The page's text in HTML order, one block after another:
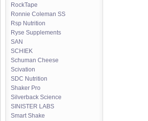
RockTape
Ronnie Coleman SS
Rsp Nutrition
Ryse Supplements
SAN
SCHIEK
Schuman Cheese
Scivation
SDC Nutrition
Shaker Pro
Silverback Science
SINISTER LABS
Smart Shake